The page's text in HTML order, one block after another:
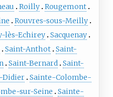
Roilly Rougemont
Rouvres-sous-Meilly
lès-Echirey Sacquenay
Saint-Anthot Saint-
Saint-Bernard Saint-
Didier Sainte-Colombe-
sur-Seine
Sainte-